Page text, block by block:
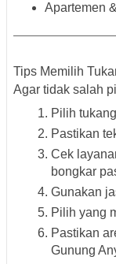
Apartemen
Tips Memilih
Agar tidak salah
Pilih
Pastikan
Cek
bongkar
Gunakan
Pilih yang
Pastikan
Gunung